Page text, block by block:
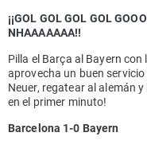
¡¡GOL GOL GOL GOL
NHAAAAAAA!!
Pilla el Barça al Bayern
aprovecha un buen
Neuer, regatear al alemán
en el primer minuto!
Barcelona 1-0 Bayern